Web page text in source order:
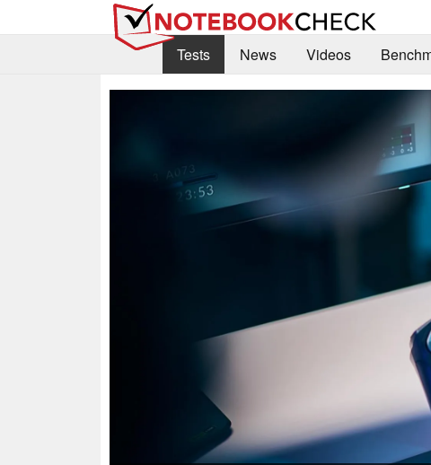
Tests
News Videos